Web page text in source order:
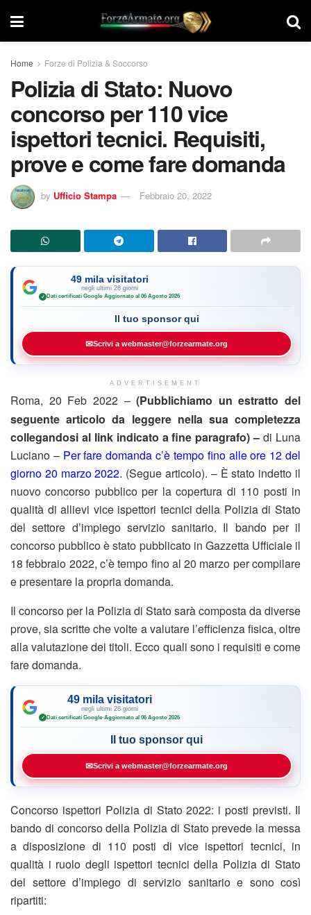
Home Forze di Polizia & Soccorso
Polizia di Stato: Nuovo
concorso per 110 vice
ispettori tecnici. Requisiti,
prove e come fare domanda
by Ufficio Stampa Febbraio 20, 2022
49 mila visitatori
negli ultimi 28 giorni
✓ Dati certificati Google·Aggiornato al 06 Agosto 2026
Il tuo sponsor qui
✉Scrivi a webmaster@forzearmate.org
ADVERTISEMENT
Roma, 20 Feb 2022 –(Pubblichiamo un estratto del
seguente articolo da leggere nella sua completezza
collegandosi al link indicato a fine paragrafo) –di Luna
Luciano – Per fare domanda c’è tempo fino alle ore 12 del
giorno 20 marzo 2022. (Segue articolo). – È stato indetto il
nuovo concorso pubblico per la copertura di 110 posti in
qualità di allievi vice ispettori tecnici della Polizia di Stato
del settore d’impiego servizio sanitario. Il bando per il
concorso pubblico è stato pubblicato in Gazzetta Ufficiale il
18 febbraio 2022, c’è tempo fino al 20 marzo per compilare
e presentare la propria domanda.
Il concorso per la Polizia di Stato sarà composta da diverse
prove, sia scritte che volte a valutare l’efficienza fisica, oltre
alla valutazione dei titoli. Ecco quali sono i requisiti e come
fare domanda.
49 mila visitatori
negli ultimi 28 giorni
✓ Dati certificati Google·Aggiornato al 06 Agosto 2026
Il tuo sponsor qui
✉Scrivi a webmaster@forzearmate.org
Concorso ispettori Polizia di Stato 2022: i posti previsti. Il
bando di concorso della Polizia di Stato prevede la messa
a disposizione di 110 posti di vice ispettori tecnici, in
qualità i ruolo degli ispettori tecnici della Polizia di Stato
del settore d’impiego di servizio sanitario e sono così
ripartiti: